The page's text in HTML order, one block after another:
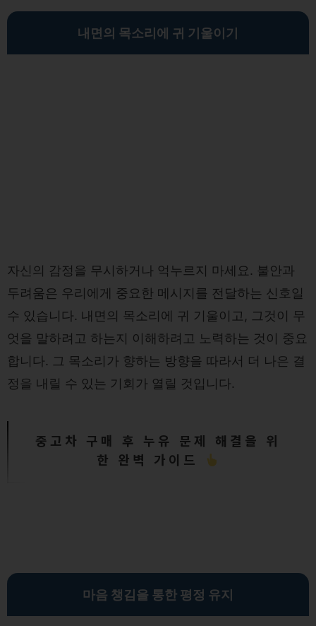
내면의 목소리에 귀 기울이기
자신의 감정을 무시하거나 억누르지 마세요. 불안과
두려움은 우리에게 중요한 메시지를 전달하는 신호일
수 있습니다. 내면의 목소리에 귀 기울이고, 그것이 무
엇을 말하려고 하는지 이해하려고 노력하는 것이 중요
합니다. 그 목소리가 향하는 방향을 따라서 더 나은 결
정을 내릴 수 있는 기회가 열릴 것입니다.
중고차 구매 후 누유 문제 해결을 위
한 완벽 가이드
마음 챙김을 통한 평정 유지